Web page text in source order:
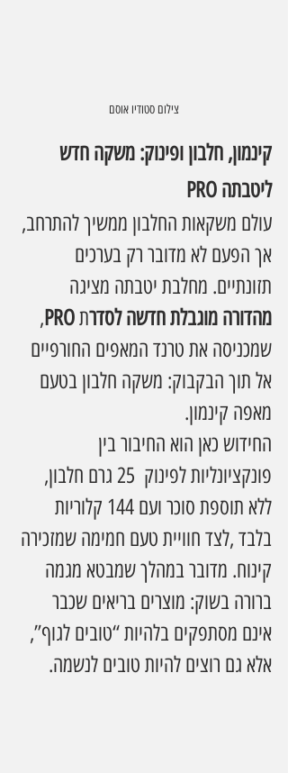
צילום סטודיו אוסם
קינמון, חלבון ופינוק: משקה חדש
ליטבתה PRO
עולם משקאות החלבון ממשיך להתרחב,
אך הפעם לא מדובר רק בערכים
תזונתיים. מחלבת יטבתה מציגה
מהדורה מוגבלת חדשה לסדרת PRO
,
שמכניסה את טרנד המאפים החורפיים
אל תוך הבקבוק: משקה חלבון בטעם
מאפה קינמון.
החידוש כאן הוא החיבור בין
פונקציונליות לפינוק  25 גרם חלבון,
ללא תוספת סוכר ועם 144 קלוריות
בלבד ,לצד חוויית טעם חמימה שמזכירה
קינוח. מדובר במהלך שמבטא מגמה
ברורה בשוק: מוצרים בריאים שכבר
אינם מסתפקים בלהיות “טובים לגוף”,
אלא גם רוצים להיות טובים לנשמה.